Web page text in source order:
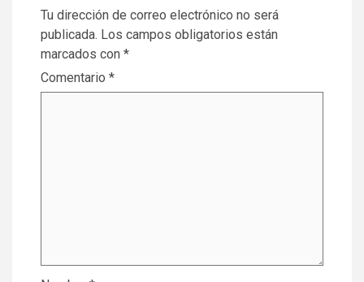
Tu dirección de correo electrónico no será
publicada. Los campos obligatorios están
marcados con *
Comentario *